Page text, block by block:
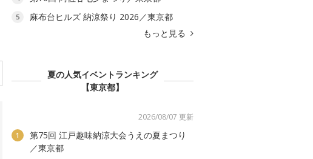
5
麻布台ヒルズ 納涼祭り 2026／東京都
もっと見る
夏の人気イベントランキング
【東京都】
2026/08/07 更新
1
第75回 江戸趣味納涼大会うえの夏まつり
／東京都